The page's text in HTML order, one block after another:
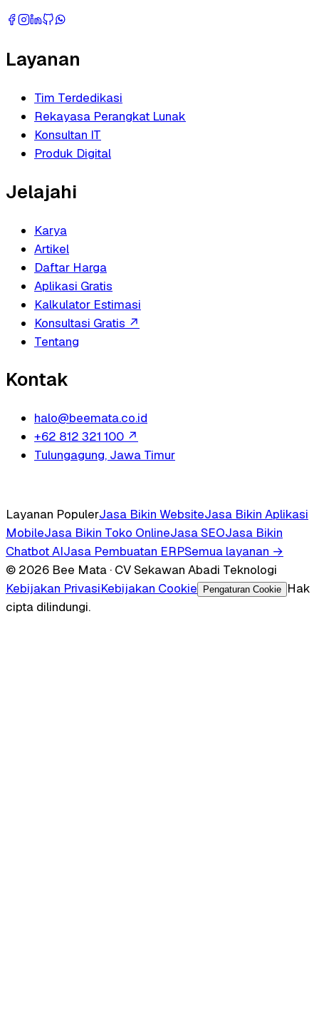
Layanan
Tim Terdedikasi
Rekayasa Perangkat Lunak
Konsultan IT
Produk Digital
Jelajahi
Karya
Artikel
Daftar Harga
Aplikasi Gratis
Kalkulator Estimasi
Konsultasi Gratis ↗
Tentang
Kontak
halo@beemata.co.id
+62 812 321 100 ↗
Tulungagung, Jawa Timur
Layanan PopulerJasa Bikin WebsiteJasa Bikin Aplikasi
MobileJasa Bikin Toko OnlineJasa SEOJasa Bikin
Chatbot AIJasa Pembuatan ERPSemua layanan →
© 2026 Bee Mata · CV Sekawan Abadi Teknologi
Kebijakan PrivasiKebijakan Cookie Pengaturan Cookie
Hak
cipta dilindungi.